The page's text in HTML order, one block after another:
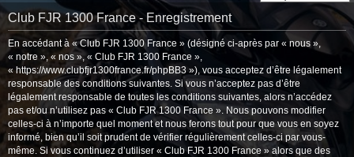
Club FJR 1300 France - Enregistrement
En accédant à « Club FJR 1300 France » (désigné ci-après par « nous »,
« notre », « nos », « Club FJR 1300 France »,
« https://www.clubfjr1300france.fr/phpBB3 »), vous acceptez d’être légalement
responsable des conditions suivantes. Si vous n’acceptez pas d’être
légalement responsable de toutes les conditions suivantes, alors n’accédez
pas et/ou n’utilisez pas « Club FJR 1300 France ». Nous pouvons modifier
celles-ci à n’importe quel moment et nous ferons tout pour que vous en soyez
informé, bien qu’il soit prudent de vérifier régulièrement celles-ci par vous-
même. Si vous continuez d’utiliser « Club FJR 1300 France » alors que des